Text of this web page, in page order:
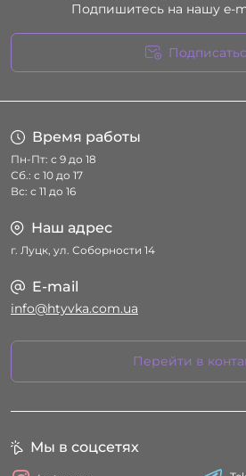
Подпишитесь на нашу e-
Время работы
Пн-Пт: с 9 до 18
Сб.: с 10 до 17
Вс: с 11 до 16
Наш адрес
г. Луцк, ул. Соборности 14
E-mail
info@htyvka.com.ua
Перейти в
Мы в соцсетях